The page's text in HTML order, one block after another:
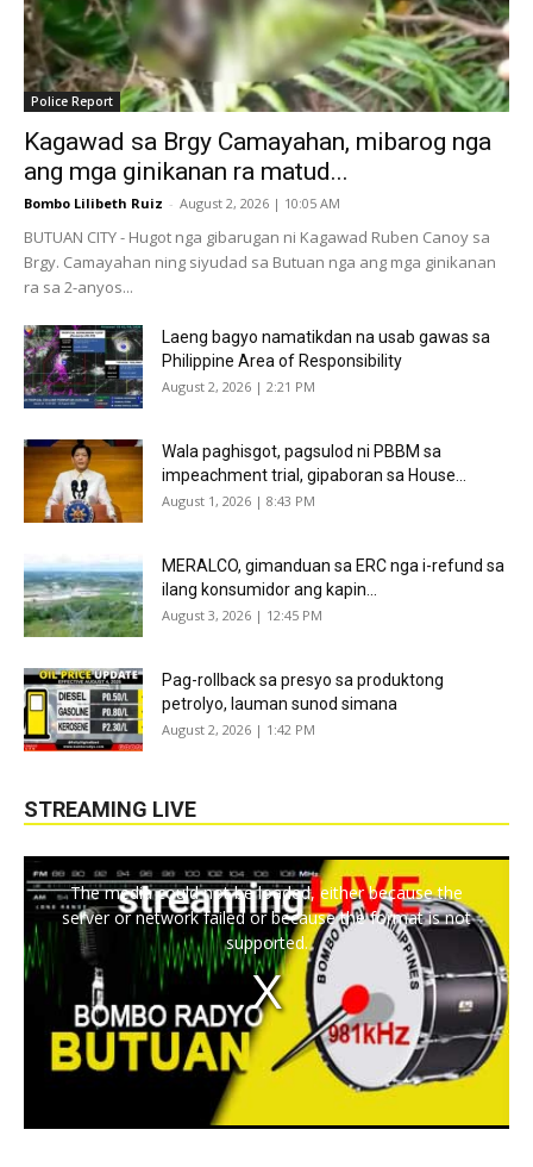
Police Report
Kagawad sa Brgy Camayahan, mibarog nga
ang mga ginikanan ra matud...
Bombo Lilibeth Ruiz - August 2, 2026 | 10:05 AM
BUTUAN CITY - Hugot nga gibarugan ni Kagawad Ruben Canoy sa
Brgy. Camayahan ning siyudad sa Butuan nga ang mga ginikanan
ra sa 2-anyos...
Laeng bagyo namatikdan na usab gawas sa
Philippine Area of Responsibility
August 2, 2026 | 2:21 PM
Wala paghisgot, pagsulod ni PBBM sa
impeachment trial, gipaboran sa House...
August 1, 2026 | 8:43 PM
MERALCO, gimanduan sa ERC nga i-refund sa
ilang konsumidor ang kapin...
August 3, 2026 | 12:45 PM
Pag-rollback sa presyo sa produktong
petrolyo, lauman sunod simana
August 2, 2026 | 1:42 PM
STREAMING LIVE
The media could not be loaded, either because the
server or network failed or because the format is not
supported.